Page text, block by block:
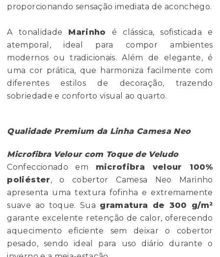
proporcionando sensação imediata de aconchego.
A tonalidade Marinho é clássica, sofisticada e
atemporal, ideal para compor ambientes
modernos ou tradicionais. Além de elegante, é
uma cor prática, que harmoniza facilmente com
diferentes estilos de decoração, trazendo
sobriedade e conforto visual ao quarto.
Qualidade Premium da Linha Camesa Neo
Microfibra Velour com Toque de Veludo
Confeccionado em microfibra velour 100%
poliéster, o cobertor Camesa Neo Marinho
apresenta uma textura fofinha e extremamente
suave ao toque. Sua gramatura de 300 g/m²
garante excelente retenção de calor, oferecendo
aquecimento eficiente sem deixar o cobertor
pesado, sendo ideal para uso diário durante o